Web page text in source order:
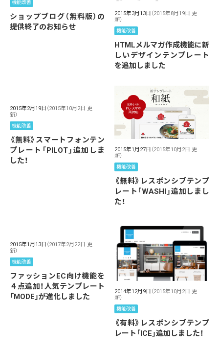
機能改善
ショップブログ（無料版）の
提供終了のお知らせ
2015年3月13日 （2015年8月19日 更
新）
機能改善
HTMLメルマガ作成機能に新
しいデザインテンプレート
を追加しました
2015年2月19日 （2015年10月2日 更
新）
機能改善
《無料》スマートフォンテン
プレート「PILOT」追加しま
した！
2015年1月27日 （2015年10月2日 更
新）
機能改善
《無料》レスポンシブテンプ
レート「WASHI」追加しまし
た！
2015年1月13日 （2017年2月22日 更
新）
機能改善
ファッションEC向け機能を
４点追加！人気テンプレート
「MODE」が進化しました
2014年12月9日 （2015年10月2日 更
新）
機能改善
《有料》レスポンシブテンプ
レート「ICE」追加しました！